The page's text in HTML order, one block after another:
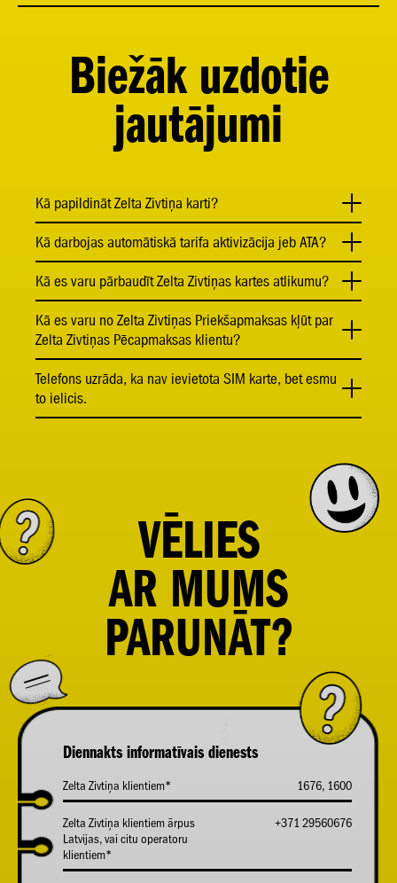
Biežāk uzdotie
jautājumi
Kā papildināt Zelta Zivtiņa karti?
Kā darbojas automātiskā tarifa aktivizācija jeb ATA?
Kā es varu pārbaudīt Zelta Zivtiņas kartes atlikumu?
Kā es varu no Zelta Zivtiņas Priekšapmaksas kļūt par
Zelta Zivtiņas Pēcapmaksas klientu?
Telefons uzrāda, ka nav ievietota SIM karte, bet esmu
to ielicis.
VĒLIES
AR MUMS
PARUNĀT?
Diennakts informatīvais dienests
Zelta Zivtiņa klientiem* 1676, 1600
Zelta Zivtiņa klientiem ārpus
Latvijas, vai citu operatoru
klientiem*
+371 29560676